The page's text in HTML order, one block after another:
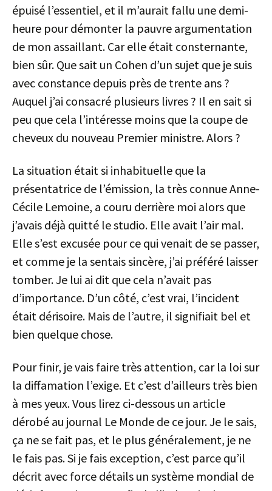
épuisé l’essentiel, et il m’aurait fallu une demi-
heure pour démonter la pauvre argumentation
de mon assaillant. Car elle était consternante,
bien sûr. Que sait un Cohen d’un sujet que je suis
avec constance depuis près de trente ans ?
Auquel j’ai consacré plusieurs livres ? Il en sait si
peu que cela l’intéresse moins que la coupe de
cheveux du nouveau Premier ministre. Alors ?
La situation était si inhabituelle que la
présentatrice de l’émission, la très connue Anne-
Cécile Lemoine, a couru derrière moi alors que
j’avais déjà quitté le studio. Elle avait l’air mal.
Elle s’est excusée pour ce qui venait de se passer,
et comme je la sentais sincère, j’ai préféré laisser
tomber. Je lui ai dit que cela n’avait pas
d’importance. D’un côté, c’est vrai, l’incident
était dérisoire. Mais de l’autre, il signifiait bel et
bien quelque chose.
Pour finir, je vais faire très attention, car la loi sur
la diffamation l’exige. Et c’est d’ailleurs très bien
à mes yeux. Vous lirez ci-dessous un article
dérobé au journal Le Monde de ce jour. Je le sais,
ça ne se fait pas, et le plus généralement, je ne
le fais pas. Si je fais exception, c’est parce qu’il
décrit avec force détails un système mondial de